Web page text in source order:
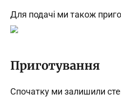
Для подачі ми також
Приготування
Спочатку ми залишили